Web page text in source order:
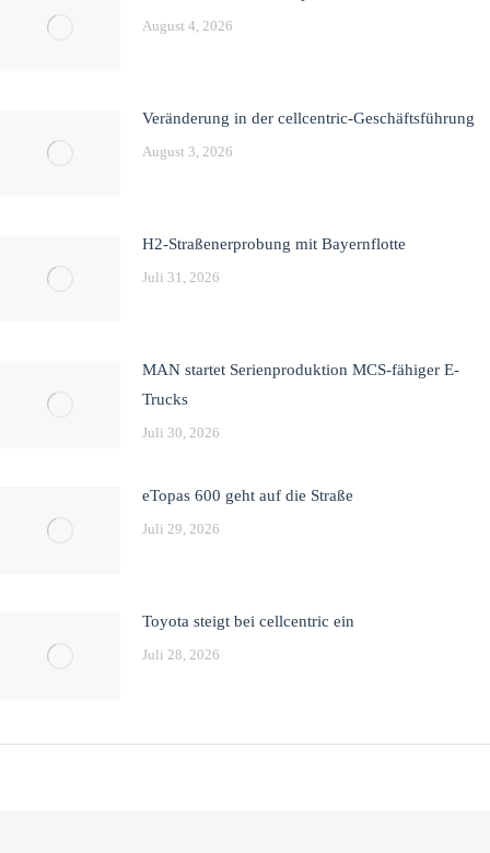
August 4, 2026
Veränderung in der cellcentric-Geschäftsführung
August 3, 2026
H2-Straßenerprobung mit Bayernflotte
Juli 31, 2026
MAN startet Serienproduktion MCS-fähiger E-
Trucks
Juli 30, 2026
eTopas 600 geht auf die Straße
Juli 29, 2026
Toyota steigt bei cellcentric ein
Juli 28, 2026